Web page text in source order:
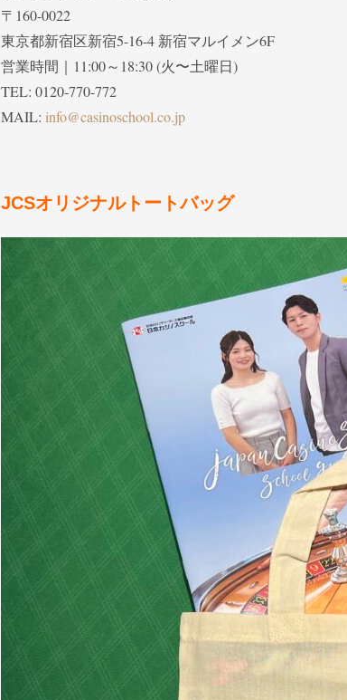
〒160-0022
東京都新宿区新宿5-16-4 新宿マルイメン6F
営業時間｜11:00～18:30 (火〜土曜日)
TEL: 0120-770-772
MAIL: info@casinoschool.co.jp
JCSオリジナルトートバッグ